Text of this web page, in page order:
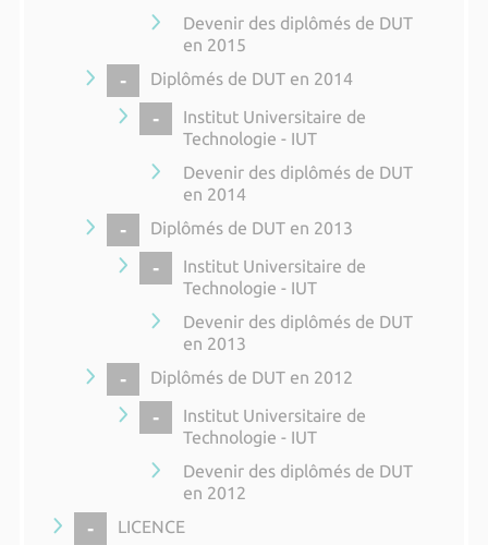
Devenir des diplômés de DUT
en 2015
COLLAPSE
Diplômés de DUT en 2014
COLLAPSE
Institut Universitaire de
Technologie - IUT
Devenir des diplômés de DUT
en 2014
COLLAPSE
Diplômés de DUT en 2013
COLLAPSE
Institut Universitaire de
Technologie - IUT
Devenir des diplômés de DUT
en 2013
COLLAPSE
Diplômés de DUT en 2012
COLLAPSE
Institut Universitaire de
Technologie - IUT
Devenir des diplômés de DUT
en 2012
COLLAPSE
LICENCE